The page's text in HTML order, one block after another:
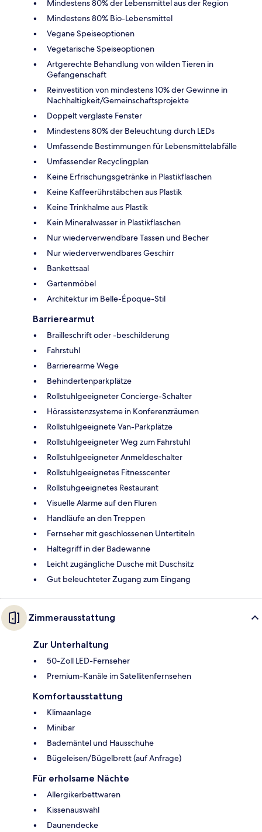
Mindestens 80% der Lebensmittel aus der Region
Mindestens 80% Bio-Lebensmittel
Vegane Speiseoptionen
Vegetarische Speiseoptionen
Artgerechte Behandlung von wilden Tieren in
Gefangenschaft
Reinvestition von mindestens 10% der Gewinne in
Nachhaltigkeit/Gemeinschaftsprojekte
Doppelt verglaste Fenster
Mindestens 80% der Beleuchtung durch LEDs
Umfassende Bestimmungen für Lebensmittelabfälle
Umfassender Recyclingplan
Keine Erfrischungsgetränke in Plastikflaschen
Keine Kaffeerührstäbchen aus Plastik
Keine Trinkhalme aus Plastik
Kein Mineralwasser in Plastikflaschen
Nur wiederverwendbare Tassen und Becher
Nur wiederverwendbares Geschirr
Bankettsaal
Gartenmöbel
Architektur im Belle-Époque-Stil
Barrierearmut
Brailleschrift oder -beschilderung
Fahrstuhl
Barrierearme Wege
Behindertenparkplätze
Rollstuhlgeeigneter Concierge-Schalter
Hörassistenzsysteme in Konferenzräumen
Rollstuhlgeeignete Van-Parkplätze
Rollstuhlgeeigneter Weg zum Fahrstuhl
Rollstuhlgeeigneter Anmeldeschalter
Rollstuhlgeeignetes Fitnesscenter
Rollstuhgeeignetes Restaurant
Visuelle Alarme auf den Fluren
Handläufe an den Treppen
Fernseher mit geschlossenen Untertiteln
Haltegriff in der Badewanne
Leicht zugängliche Dusche mit Duschsitz
Gut beleuchteter Zugang zum Eingang
Zimmerausstattung
Zur Unterhaltung
50-Zoll LED-Fernseher
Premium-Kanäle im Satellitenfernsehen
Komfortausstattung
Klimaanlage
Minibar
Bademäntel und Hausschuhe
Bügeleisen/Bügelbrett (auf Anfrage)
Für erholsame Nächte
Allergikerbettwaren
Kissenauswahl
Daunendecke